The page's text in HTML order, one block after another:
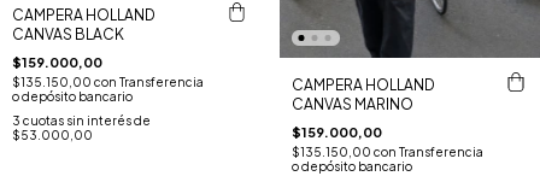
CAMPERA HOLLAND
CANVAS BLACK
$159.000,00
$135.150,00 con Transferencia
o depósito bancario
3 cuotas sin interés de
$53.000,00
CAMPERA HOLLAND
CANVAS MARINO
$159.000,00
$135.150,00 con Transferencia
o depósito bancario